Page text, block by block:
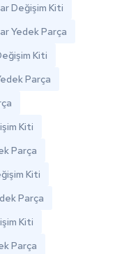
Değişim Kiti
Yedek Parça
Kiti
Parça
Kiti
Parça
Kiti
Parça
Kiti
Parça